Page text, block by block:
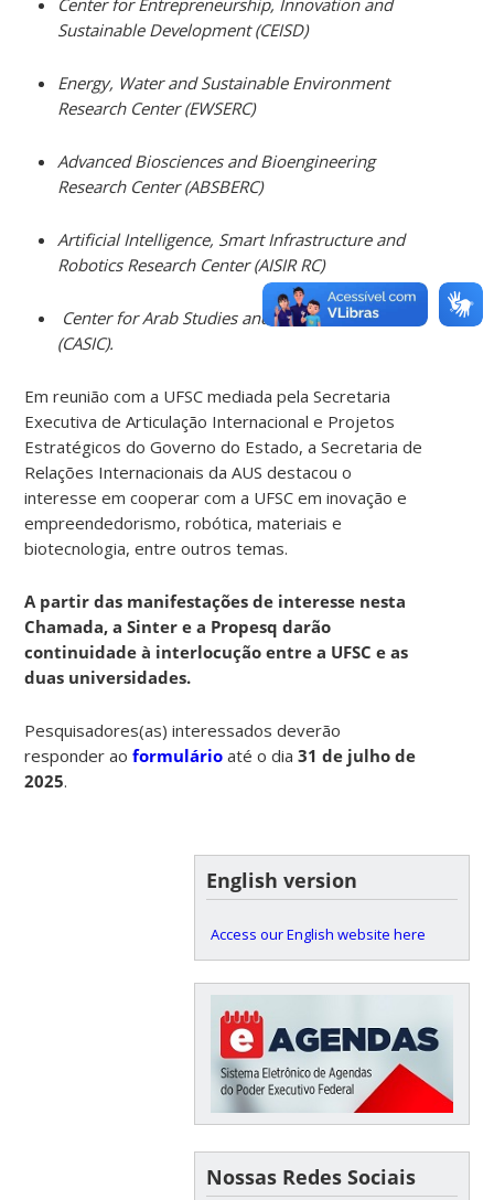
Sustainable Development (CEISD)
Energy, Water and Sustainable Environment
Research Center (EWSERC)
Advanced Biosciences and Bioengineering
Research Center (ABSBERC)
Artificial Intelligence, Smart Infrastructure and
Robotics Research Center (AISIR RC)
Center for Arab Studies and Islamic Civilizations
(CASIC).
Em reunião com a UFSC mediada pela Secretaria
Executiva de Articulação Internacional e Projetos
Estratégicos do Governo do Estado, a Secretaria de
Relações Internacionais da AUS destacou o
interesse em cooperar com a UFSC em inovação e
empreendedorismo, robótica, materiais e
biotecnologia, entre outros temas.
A partir das manifestações de interesse nesta
Chamada, a Sinter e a Propesq darão
continuidade à interlocução entre a UFSC e as
duas universidades.
Pesquisadores(as) interessados deverão
responder aoformulário até o dia31 de julho de
2025.
English version
Access our English website here
Nossas Redes Sociais